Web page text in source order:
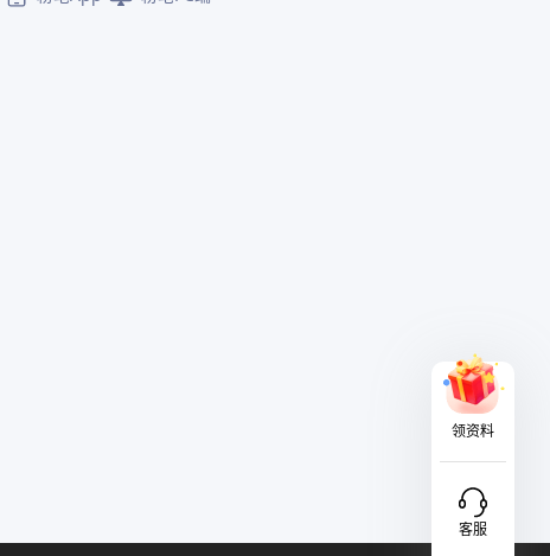
历发送至联系人邮箱，包括：1. 个人简
附上电子文本。
领资料
客服